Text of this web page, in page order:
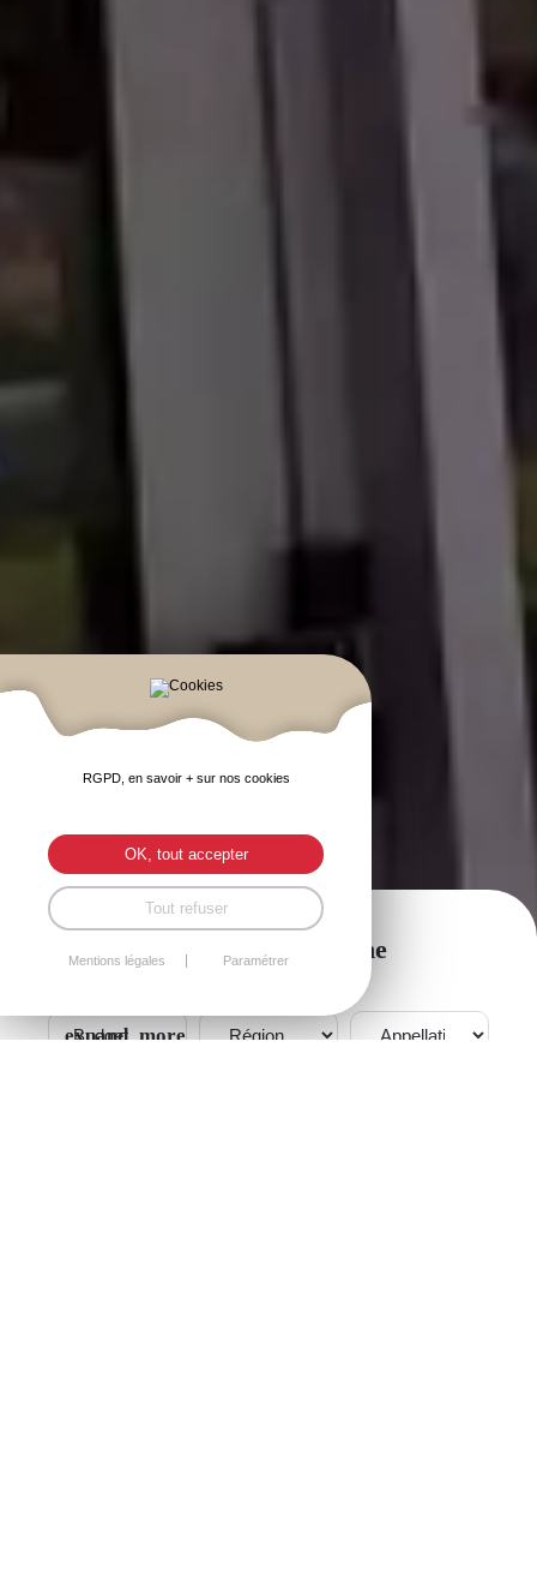
Commander en ligne
Budget
RGPD, en savoir + sur nos cookies
OK, tout accepter
Tout refuser
Mentions légales Paramétrer